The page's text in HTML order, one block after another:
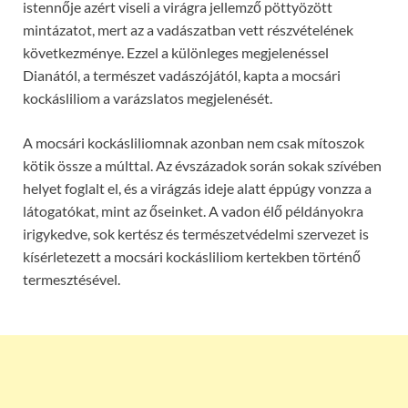
istennője azért viseli a virágra jellemző pöttyözött
mintázatot, mert az a vadászatban vett részvételének
következménye. Ezzel a különleges megjelenéssel
Dianától, a természet vadászójától, kapta a mocsári
kockásliliom a varázslatos megjelenését.
A mocsári kockásliliomnak azonban nem csak mítoszok
kötik össze a múlttal. Az évszázadok során sokak szívében
helyet foglalt el, és a virágzás ideje alatt éppúgy vonzza a
látogatókat, mint az őseinket. A vadon élő példányokra
irigykedve, sok kertész és természetvédelmi szervezet is
kísérletezett a mocsári kockásliliom kertekben történő
termesztésével.